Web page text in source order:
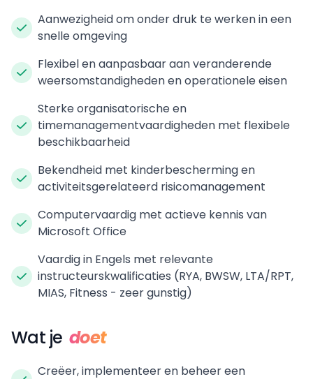
Aanwezigheid om onder druk te werken in een
snelle omgeving
Flexibel en aanpasbaar aan veranderende
weersomstandigheden en operationele eisen
Sterke organisatorische en
timemanagementvaardigheden met flexibele
beschikbaarheid
Bekendheid met kinderbescherming en
activiteitsgerelateerd risicomanagement
Computervaardig met actieve kennis van
Microsoft Office
Vaardig in Engels met relevante
instructeurskwalificaties (RYA, BWSW, LTA/RPT,
MIAS, Fitness - zeer gunstig)
Wat je doet
Creëer, implementeer en beheer een